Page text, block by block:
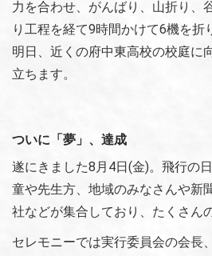
力を合わせ、がんばり、山折り、
り工程を経て9時間かけて6機を折
明日、近くの府中東高校の校庭に
立ちます。
ついに「夢」、達成
遂にきました8月4日(金)。飛行の
童や先生方、地域のみなさんや新
社などが集合しており、たくさん
セレモニーでは実行委員会の会長